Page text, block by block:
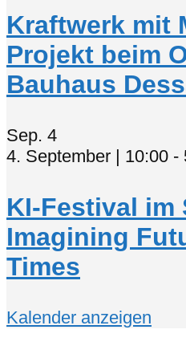
Kraftwerk mit
Projekt beim
Bauhaus
Sep. 4
4. September | 10:00 -
KI-Festival im
Imagining
Times
Kalender anzeigen